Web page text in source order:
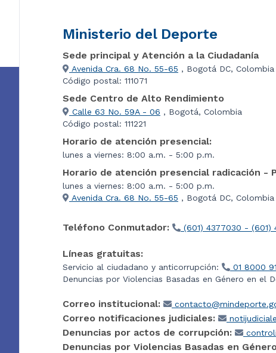
Ministerio del Deporte
Sede principal y Atención a la Ciudadanía
Avenida Cra. 68 No. 55-65 , Bogotá DC, Colombia
Código postal: 111071
Sede Centro de Alto Rendimiento
Calle 63 No. 59A - 06 , Bogotá, Colombia
Código postal: 111221
Horario de atención presencial:
lunes a viernes: 8:00 a.m. - 5:00 p.m.
Horario de atención presencial radicación -
lunes a viernes: 8:00 a.m. - 5:00 p.m.
Avenida Cra. 68 No. 55-65 , Bogotá DC, Colombia
Teléfono Conmutador: (601) 4377030 - (601)
Líneas gratuitas:
Servicio al ciudadano y anticorrupción:
01 8000
Denuncias por Violencias Basadas en Género en el
Correo institucional:
Correo notificaciones judiciales:
Denuncias por actos de corrupción:
Denuncias por Violencias Basadas en